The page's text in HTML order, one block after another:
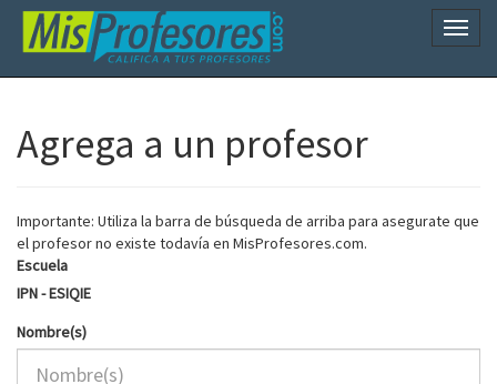
Agrega a un profesor
Importante: Utiliza la barra de búsqueda de arriba para asegurate que
el profesor no existe todavía en MisProfesores.com.
Escuela
IPN - ESIQIE
Nombre(s)